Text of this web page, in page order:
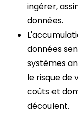
ingérer,
données.
données
systèmes
le risque de
coûts et
découlent.